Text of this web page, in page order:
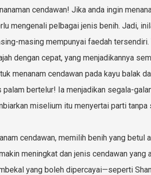
cendawan! Jika anda ingin
mengenali pelbagai jenis benih. Jadi,
masing mempunyai faedah
dengan cepat, yang menjadikannya
menanam cendawan pada kayu balak
palam bertelur! Ia menjadikan segala-
miselium itu menyertai parti tanpa
cendawan, memilih benih yang
meningkat dan jenis cendawan
yang boleh dipercayai—seperti